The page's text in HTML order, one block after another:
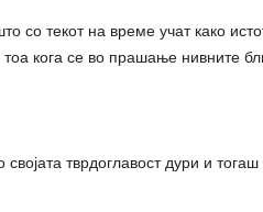
со текот на време учат како
тоа кога се во прашање нивните
тврдоглавост дури и